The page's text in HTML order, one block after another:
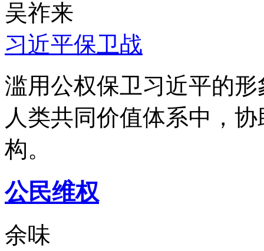
吴祚来
习近平保卫战
滥用公权保卫习近平的
人类共同价值体系中，
构。
公民维权
余味